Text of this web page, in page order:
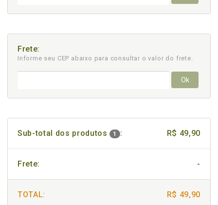
Frete:
Informe seu CEP abaixo para consultar o valor do frete.
Ok
Sub-total dos produtos 1 : R$ 49,90
Frete: -
TOTAL: R$ 49,90